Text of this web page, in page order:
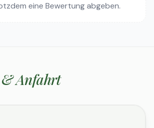
eine Bewertung abgeben.
& Anfahrt